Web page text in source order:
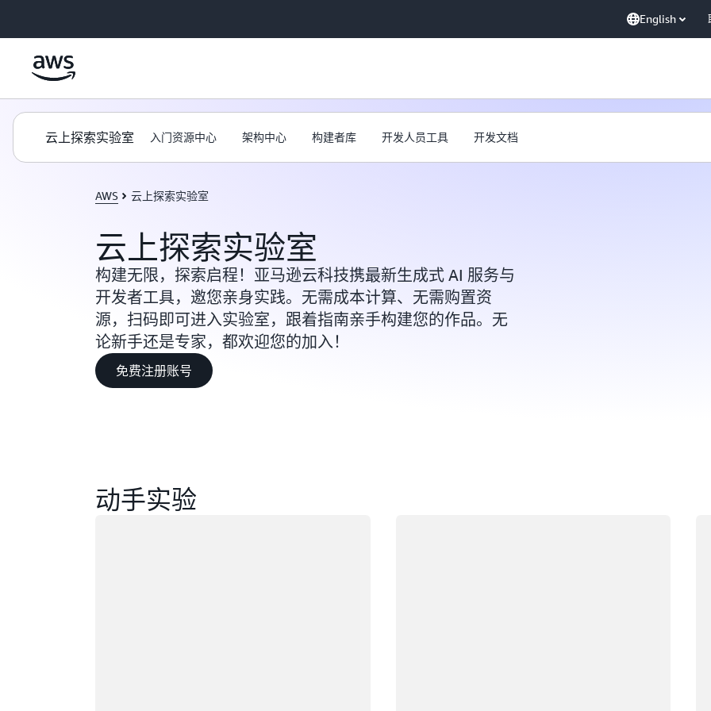
English
云上探索实验室 入门资源中心 架构中心 构建者库 开发人员工具 开发文档
AWS 云上探索实验室
云上探索实验室
构建无限，探索启程！亚马逊云科技携最新生成式 AI 服务与
开发者工具，邀您亲身实践。无需成本计算、无需购置资
源，扫码即可进入实验室，跟着指南亲手构建您的作品。无
论新手还是专家，都欢迎您的加入！
免费注册账号
动手实验